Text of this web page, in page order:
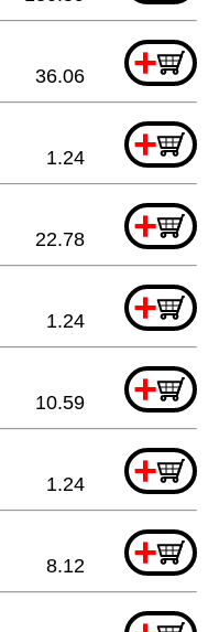
+
36.06
+
1.24
+
22.78
+
1.24
+
10.59
+
1.24
+
8.12